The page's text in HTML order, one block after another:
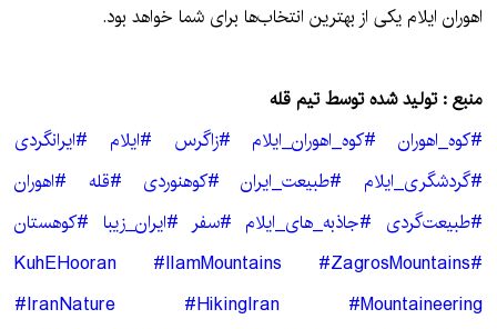
اهوران ایلام یکی از بهترین انتخاب‌ها برای شما خواهد بود.
منبع : تولید شده توسط تیم قله
#کوه_اهوران #کوه_اهوران_ایلام #زاگرس #ایلام #ایرانگردی
#گردشگری_ایلام #طبیعت_ایران #کوهنوردی #قله #اهوران
#طبیعت‌گردی #جاذبه_های_ایلام #سفر #ایران_زیبا #کوهستان
#KuhEHooran #IlamMountains #ZagrosMountains
#IranNature #HikingIran #Mountaineering